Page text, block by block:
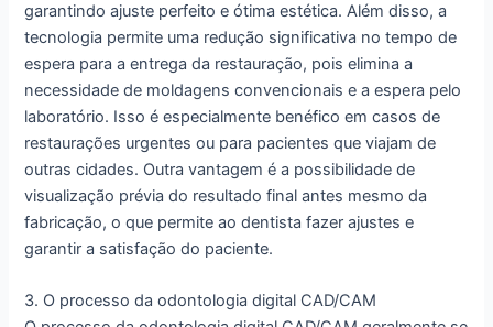
garantindo ajuste perfeito e ótima estética. Além disso, a
tecnologia permite uma redução significativa no tempo de
espera para a entrega da restauração, pois elimina a
necessidade de moldagens convencionais e a espera pelo
laboratório. Isso é especialmente benéfico em casos de
restaurações urgentes ou para pacientes que viajam de
outras cidades. Outra vantagem é a possibilidade de
visualização prévia do resultado final antes mesmo da
fabricação, o que permite ao dentista fazer ajustes e
garantir a satisfação do paciente.
3. O processo da odontologia digital CAD/CAM